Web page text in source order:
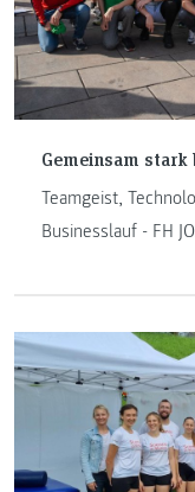
Gemeinsam
Teamgeist,
Businesslauf - FH